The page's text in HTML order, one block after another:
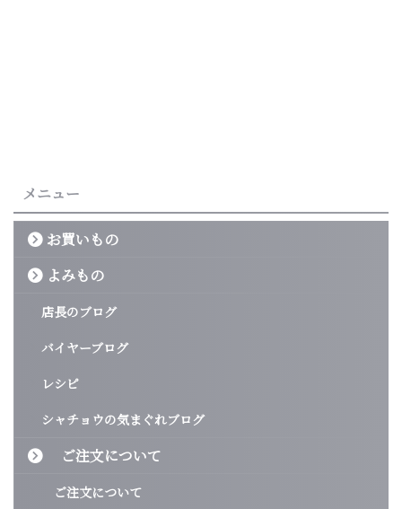
メニュー
お買いもの
よみもの
店長のブログ
バイヤーブログ
レシピ
シャチョウの気まぐれブログ
ご注文について
ご注文について